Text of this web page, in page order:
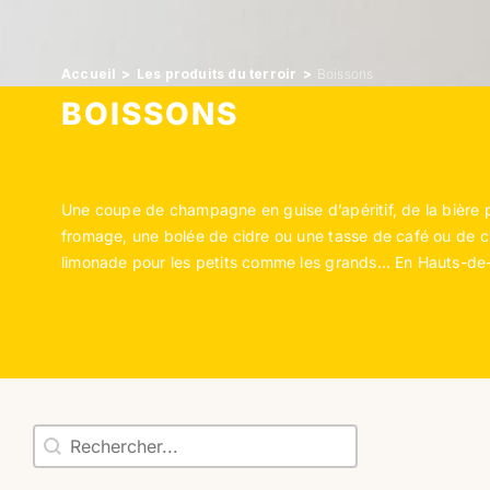
Accueil Les produits du terroir Boissons
BOISSONS
Une coupe de champagne en guise d’apéritif, de la
fromage, une bolée de cidre ou une tasse de café ou de
limonade pour les petits comme les grands… En Hauts-
chercher
Rechercher